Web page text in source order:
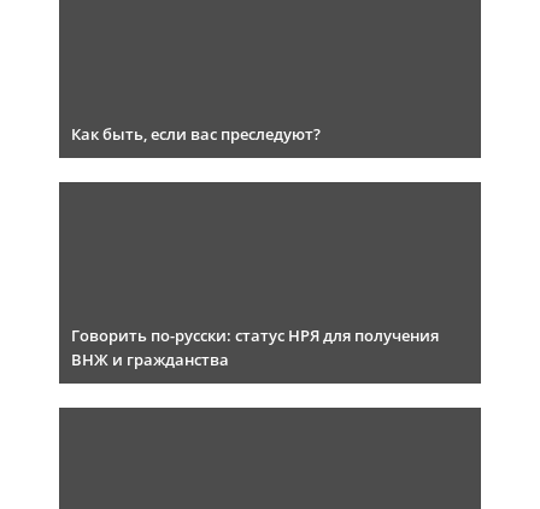
Как быть, если вас преследуют?
Говорить по-русски: статус НРЯ для получения
ВНЖ и гражданства